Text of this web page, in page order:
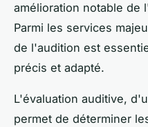
amélioration notable de
Parmi les services
de l'audition est
précis et adapté.
L'évaluation auditive,
permet de déterminer